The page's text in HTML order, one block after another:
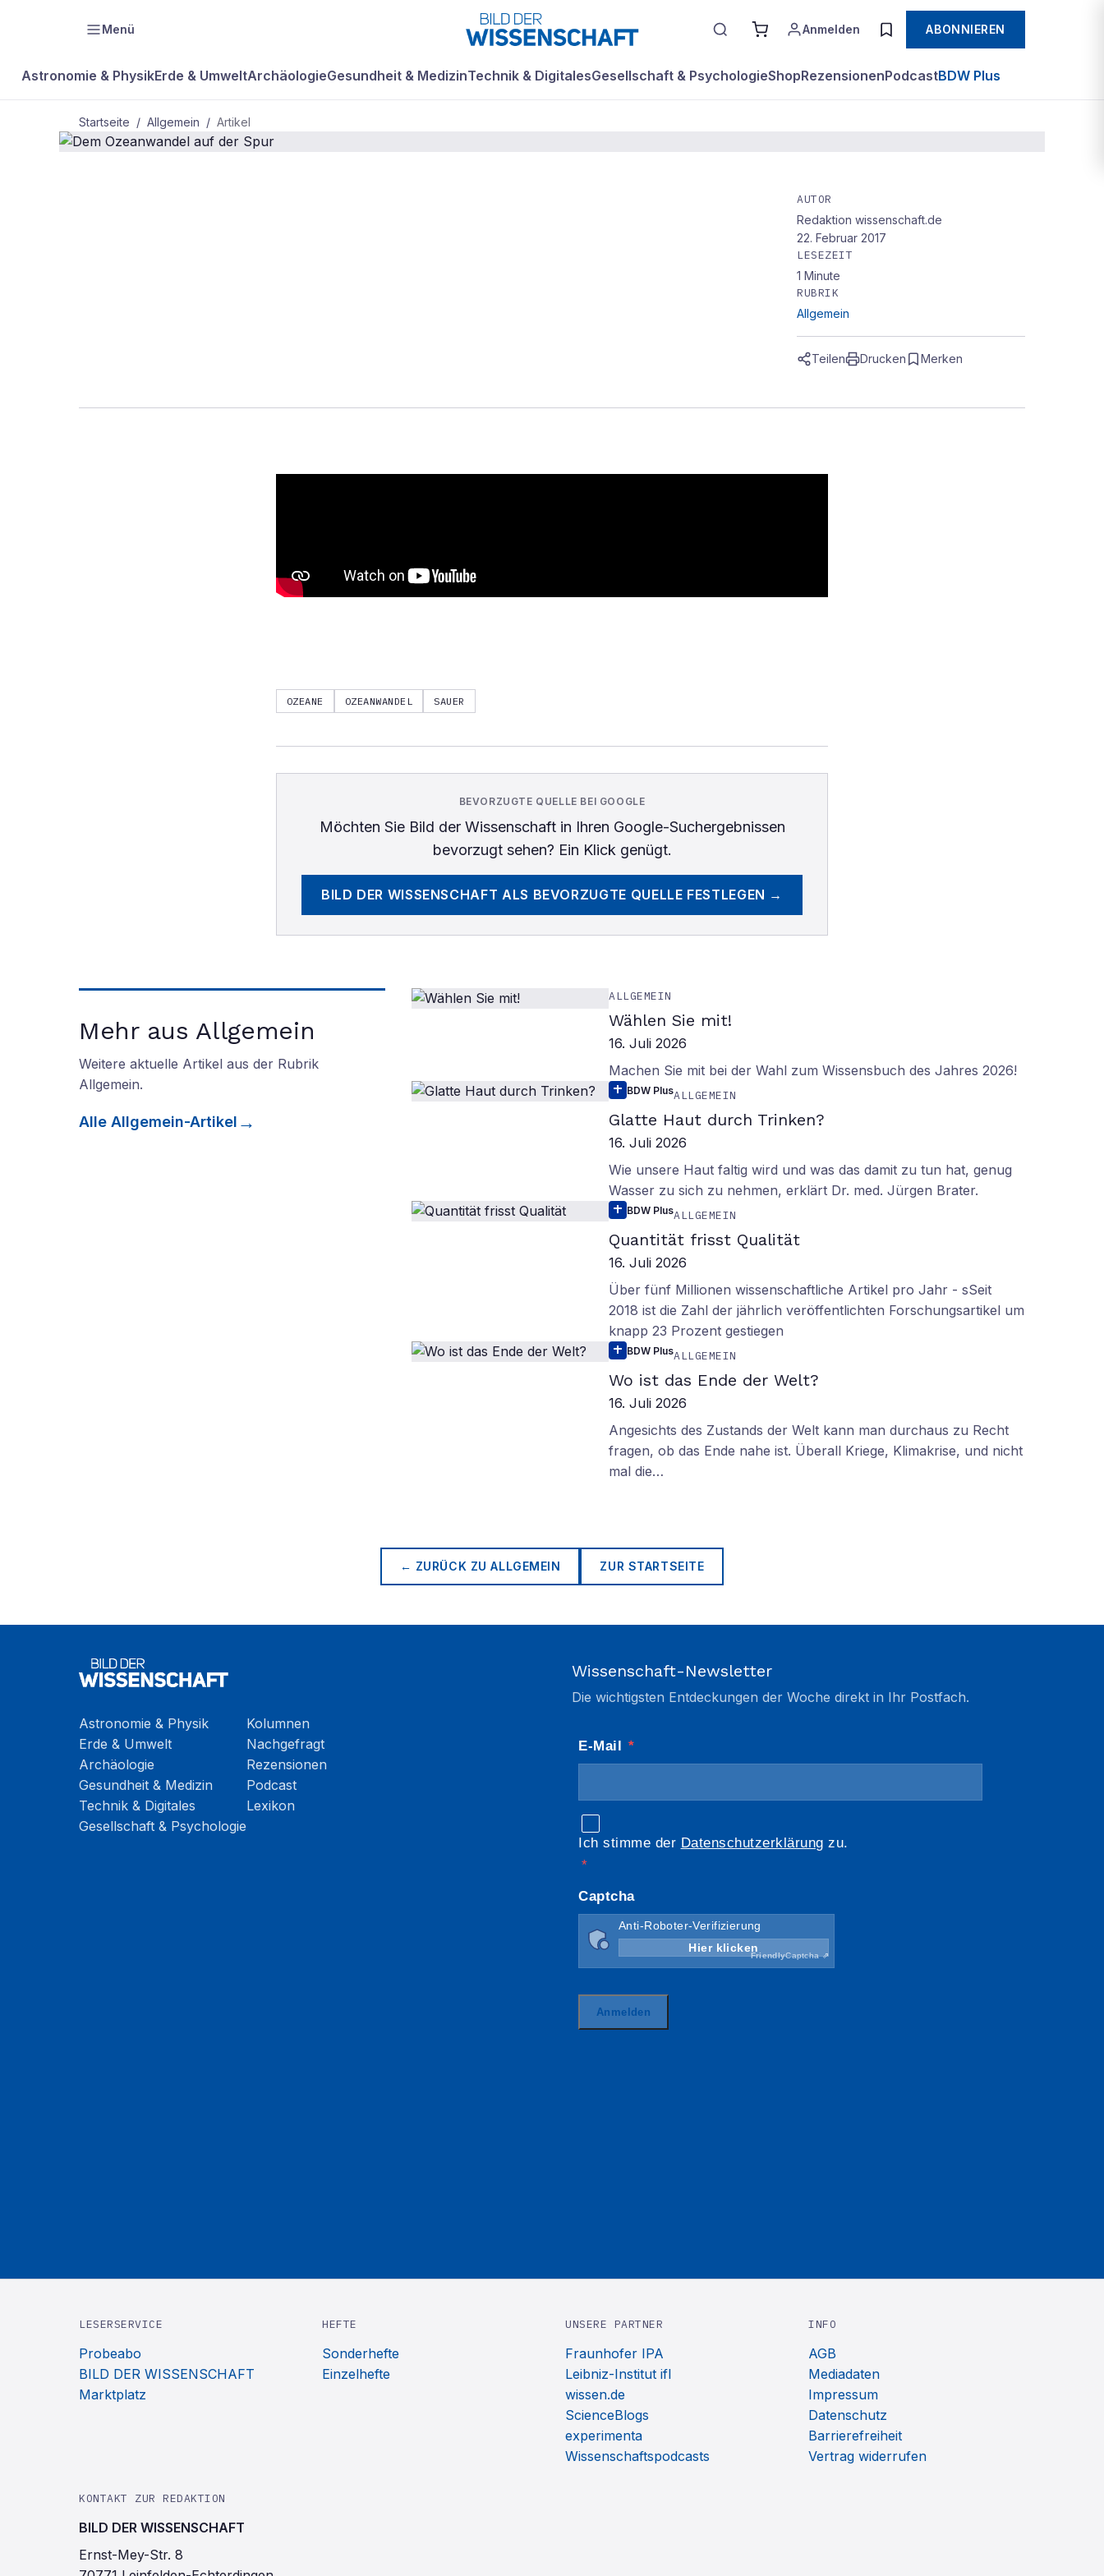
Menü Anmelden ABONNIEREN
Astronomie & PhysikErde & UmweltArchäologieGesundheit & MedizinTechnik & DigitalesGesellschaft & PsychologieShopRezensionenPodcastBDW Plus
Startseite / Allgemein / Artikel
AUTOR
Redaktion wissenschaft.de
22. Februar 2017
LESEZEIT
1 Minute
RUBRIK
Allgemein
Teilen Drucken Merken
OZEANE OZEANWANDEL SAUER
BEVORZUGTE QUELLE BEI GOOGLE
Möchten Sie Bild der Wissenschaftin Ihren Google-Suchergebnissen
bevorzugt sehen? Ein Klick genügt.
BILD DER WISSENSCHAFT ALS BEVORZUGTE QUELLE FESTLEGEN →
Mehr aus Allgemein
Weitere aktuelle Artikel aus der Rubrik
Allgemein.
Alle Allgemein-Artikel
ALLGEMEIN
Wählen Sie mit!
16. Juli 2026
Machen Sie mit bei der Wahl zum Wissensbuch des Jahres 2026!
BDW PlusALLGEMEIN
Glatte Haut durch Trinken?
16. Juli 2026
Wie unsere Haut faltig wird und was das damit zu tun hat, genug
Wasser zu sich zu nehmen, erklärt Dr. med. Jürgen Brater.
BDW PlusALLGEMEIN
Quantität frisst Qualität
16. Juli 2026
Über fünf Millionen wissenschaftliche Artikel pro Jahr - sSeit
2018 ist die Zahl der jährlich veröffentlichten Forschungsartikel um
knapp 23 Prozent gestiegen
BDW PlusALLGEMEIN
Wo ist das Ende der Welt?
16. Juli 2026
Angesichts des Zustands der Welt kann man durchaus zu Recht
fragen, ob das Ende nahe ist. Überall Kriege, Klimakrise, und nicht
mal die…
← ZURÜCK ZUALLGEMEIN ZUR STARTSEITE
Astronomie & Physik
Erde & Umwelt
Archäologie
Gesundheit & Medizin
Technik & Digitales
Gesellschaft & Psychologie
Kolumnen
Nachgefragt
Rezensionen
Podcast
Lexikon
Wissenschaft-Newsletter
Die wichtigsten Entdeckungen der Woche direkt in Ihr Postfach.
LESERSERVICE
Probeabo
BILD DER WISSENSCHAFT
Marktplatz
HEFTE
Sonderhefte
Einzelhefte
UNSERE PARTNER
Fraunhofer IPA
Leibniz-Institut ifl
wissen.de
ScienceBlogs
experimenta
Wissenschaftspodcasts
INFO
AGB
Mediadaten
Impressum
Datenschutz
Barrierefreiheit
Vertrag widerrufen
KONTAKT ZUR REDAKTION
BILD DER WISSENSCHAFT
Ernst-Mey-Str. 8